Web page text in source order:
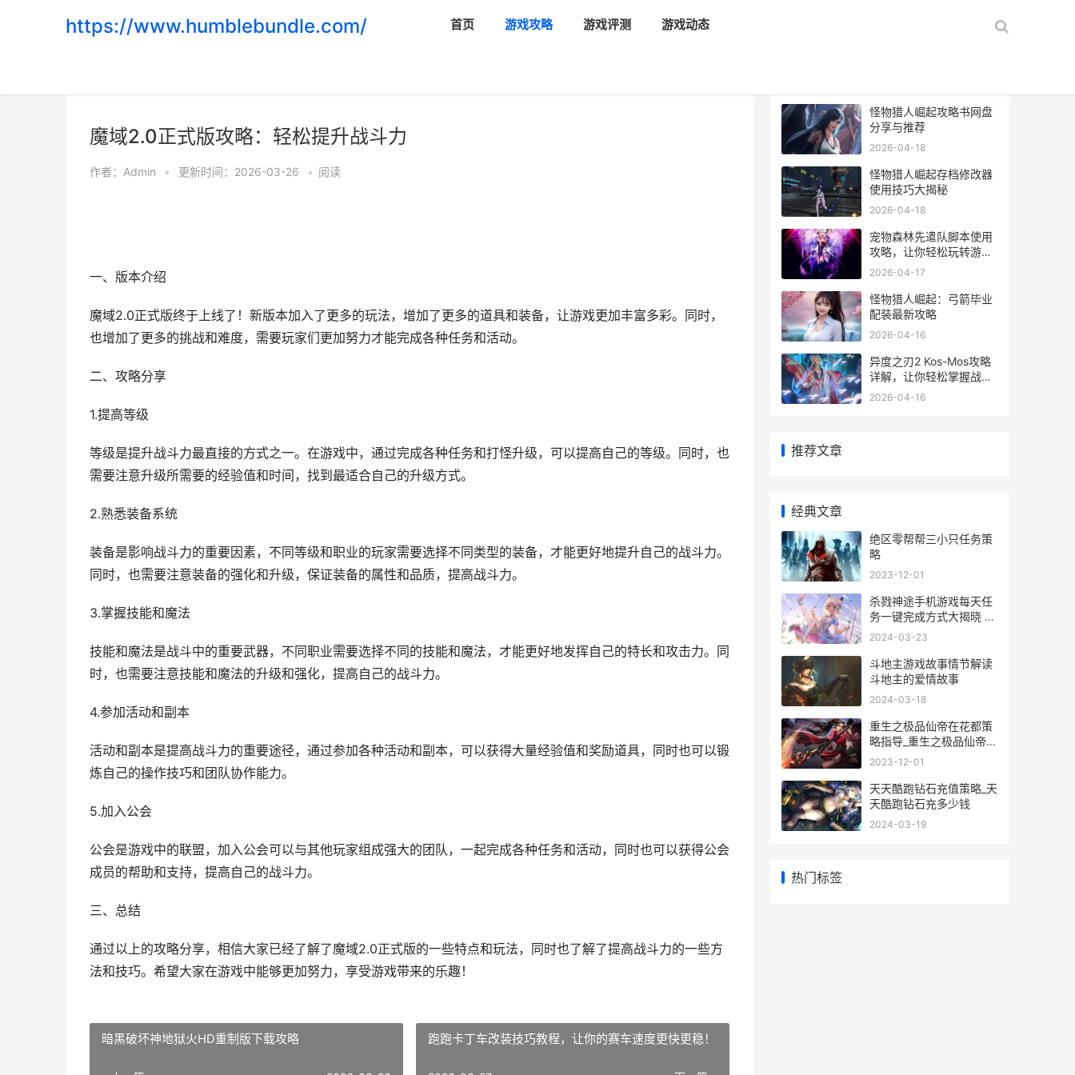
https://www.humblebundle.com/ 首页 游戏攻略 游戏评测 游戏动态
魔域2.0正式版攻略：轻松提升战斗力
作者： Admin • 更新时间：2026-03-26 • 阅读
一、版本介绍
魔域2.0正式版终于上线了！新版本加入了更多的玩法，增加了更多的道具和装备，让游戏更加丰富多彩。同时，
也增加了更多的挑战和难度，需要玩家们更加努力才能完成各种任务和活动。
二、攻略分享
1.提高等级
等级是提升战斗力最直接的方式之一。在游戏中，通过完成各种任务和打怪升级，可以提高自己的等级。同时，也
需要注意升级所需要的经验值和时间，找到最适合自己的升级方式。
2.熟悉装备系统
装备是影响战斗力的重要因素，不同等级和职业的玩家需要选择不同类型的装备，才能更好地提升自己的战斗力。
同时，也需要注意装备的强化和升级，保证装备的属性和品质，提高战斗力。
3.掌握技能和魔法
技能和魔法是战斗中的重要武器，不同职业需要选择不同的技能和魔法，才能更好地发挥自己的特长和攻击力。同
时，也需要注意技能和魔法的升级和强化，提高自己的战斗力。
4.参加活动和副本
活动和副本是提高战斗力的重要途径，通过参加各种活动和副本，可以获得大量经验值和奖励道具，同时也可以锻
炼自己的操作技巧和团队协作能力。
5.加入公会
公会是游戏中的联盟，加入公会可以与其他玩家组成强大的团队，一起完成各种任务和活动，同时也可以获得公会
成员的帮助和支持，提高自己的战斗力。
三、总结
通过以上的攻略分享，相信大家已经了解了魔域2.0正式版的一些特点和玩法，同时也了解了提高战斗力的一些方
法和技巧。希望大家在游戏中能够更加努力，享受游戏带来的乐趣！
暗黑破坏神地狱火HD重制版下载攻略 跑跑卡丁车改装技巧教程，让你的赛车速度更快更稳！
怪物猎人崛起攻略书网盘
分享与推荐
2026-04-18
怪物猎人崛起存档修改器
使用技巧大揭秘
2026-04-18
宠物森林先遣队脚本使用
攻略，让你轻松玩转游
戏！
2026-04-17
怪物猎人崛起：弓箭毕业
配装最新攻略
2026-04-16
异度之刃2 Kos-Mos攻略
详解，让你轻松掌握战斗
技巧
2026-04-16
推荐文章
经典文章
绝区零帮帮三小只任务策
略
2023-12-01
杀戮神途手机游戏每天任
务一键完成方式大揭晓 杀
神神途
2024-03-23
斗地主游戏故事情节解读
斗地主的爱情故事
2024-03-18
重生之极品仙帝在花都策
略指导_重生之极品仙帝李
晨有几个女主
2023-12-01
天天酷跑钻石充值策略_天
天酷跑钻石充多少钱
2024-03-19
热门标签